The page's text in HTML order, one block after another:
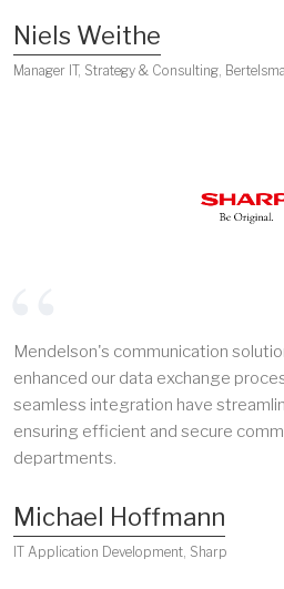
Niels Weithe
Manager IT, Strategy & Consulting,
Mendelson's communication
enhanced our data exchange
seamless integration have
ensuring efficient and secure
departments.
Michael Hoffmann
IT Application Development, Sharp